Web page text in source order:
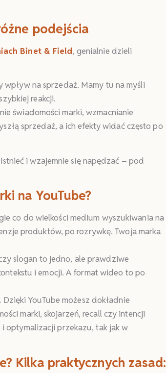
podejścia
Binet & Field, genialnie dzieli
na sprzedaż. Mamy tu na myśli
reakcji.
świadomości marki, wzmacnianie
sprzedaż, a ich efekty widać często po
i wzajemnie się napędzać – pod
na YouTube?
co do wielkości medium wyszukiwania na
produktów, po rozrywkę. Twoja marka
slogan to jedno, ale prawdziwe
i emocji. A format wideo to po
Dzięki YouTube możesz dokładnie
marki, skojarzeń, recall czy intencji
optymalizacji przekazu, tak jak w
Kilka praktycznych zasad: